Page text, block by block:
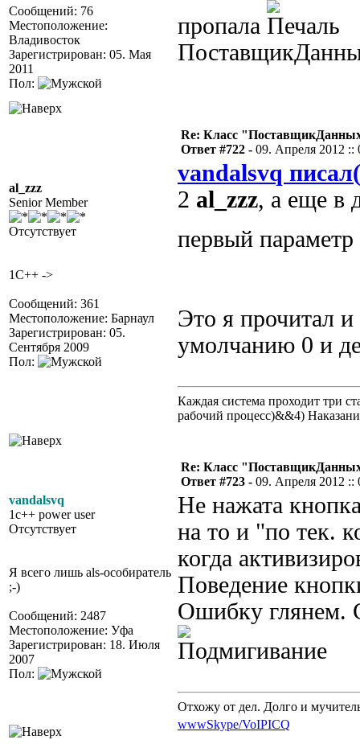
Сообщений: 76
Местоположение:
Владивосток
Зарегистрирован: 05. Мая
2011
Пол:
пропала
al_zzz
Senior Member
Отсутствует
1C++ ->
Сообщений: 361
Местоположение: Барнаул
Зарегистрирован: 05.
Сентября 2009
Пол:
Re: Класс
Ответ #722 - 09. Апреля 2012 ::
vandalsvq
2 al_zzz, а еще в
первый
Это я прочитал
умолчанию 0 и
Каждая система проходит три
рабочий процесс)&&4)
vandalsvq
1c++ power user
Отсутствует
Я всего лишь als-особиратель
;-)
Сообщений: 2487
Местоположение: Уфа
Зарегистрирован: 18. Июля
2007
Пол:
Re: Класс
Ответ #723 - 09. Апреля 2012 ::
Не нажата
на то и "по тек.
когда
Поведение
Ошибку глянем.
Отхожу от дел. Долго и
wwwSkype/VoIPICQ